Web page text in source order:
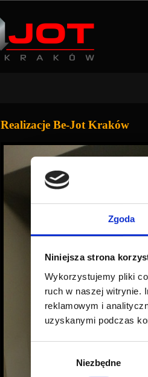
Zgoda
Niniejsza strona
Wykorzystujemy pliki
ruch w naszej witrynie.
reklamowym i
uzyskanymi podczas
Niezbędne
Realizacje Be-Jot Kraków